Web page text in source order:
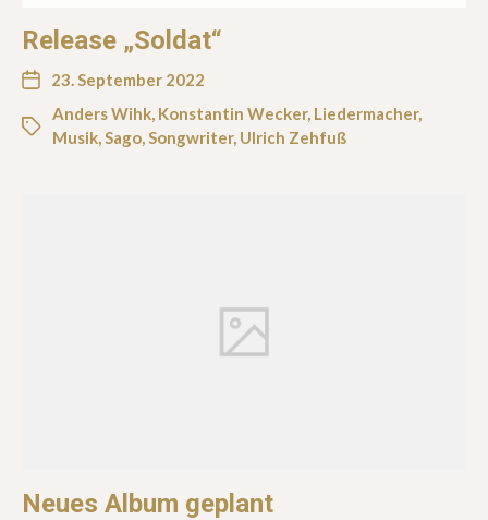
Release „Soldat“
23. September 2022
Anders Wihk, Konstantin Wecker, Liedermacher,
Musik,Sago,Songwriter, Ulrich Zehfuß
Neues Album geplant